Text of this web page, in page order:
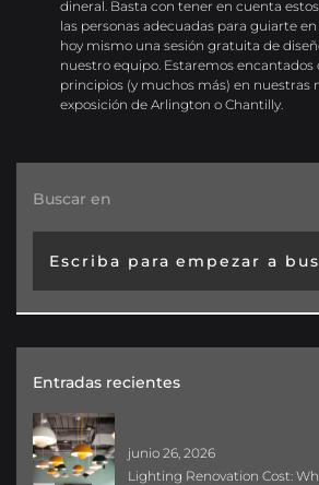
dineral. Basta con tener en cuenta
las personas adecuadas para guiarte en
hoy mismo una sesión gratuita de
nuestro equipo. Estaremos
principios (y muchos más) en nuestras
exposición de Arlington o Chantilly.
Buscar en
Entradas recientes
junio 26, 2026
Lighting Renovation Cost: